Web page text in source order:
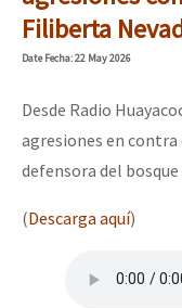
Mundo
EZLN
AutonomÍa y
Megaproyectos
Migración
[CDMX – 20 julio]
“Sonhando a Terra do
Filiberta
DateFecha: 22 May 2026
Desde Radio
agresiones en
defensora del
(Descarga aquí)